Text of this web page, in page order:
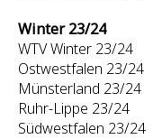
Winter 23/24
WTV Winter 23/24
Ostwestfalen 23/24
Münsterland 23/24
Ruhr-Lippe 23/24
Südwestfalen 23/24